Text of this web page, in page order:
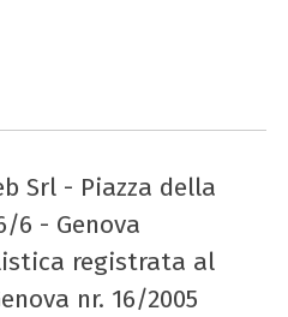
Srl - Piazza della
6 - Genova
registrata al
nr. 16/2005